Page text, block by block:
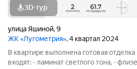
3D-тур
улица Яшиной,9
ЖК «Лугометрия», 4 квартал 2024
В квартире выполнена готовая
входят: - ламинат светлого тона, -